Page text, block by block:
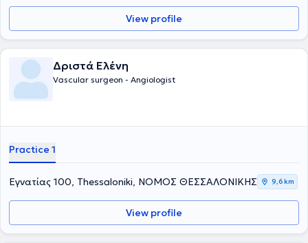
View profile
Δριστά Ελένη
Vascular surgeon - Angiologist
Practice 1
Εγνατίας 100, Thessaloniki, ΝΟΜΟΣ ΘΕΣΣΑΛΟΝΙΚΗΣ 9,6 km
View profile